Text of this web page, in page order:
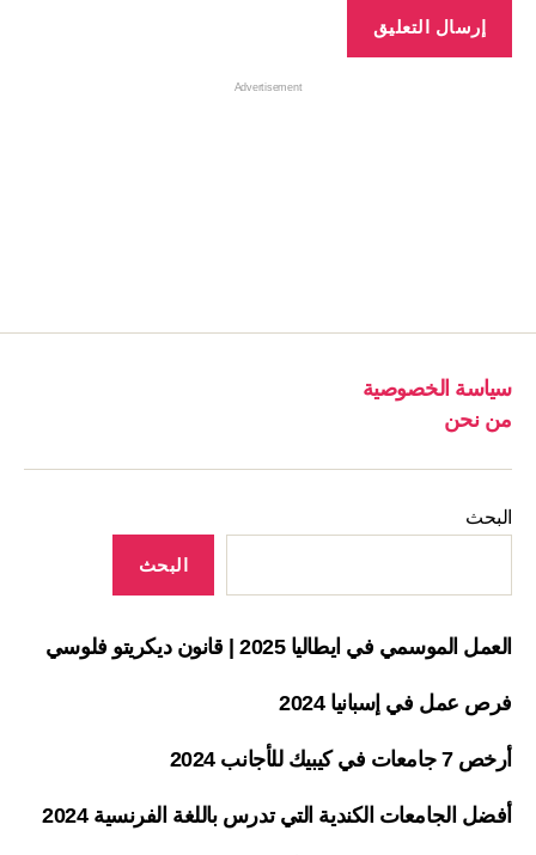
Advertisement
سياسة الخصوصية
من نحن
البحث
البحث
العمل الموسمي في ايطاليا 2025 | قانون ديكريتو فلوسي
فرص عمل في إسبانيا 2024
أرخص 7 جامعات في كيبيك للأجانب 2024
أفضل الجامعات الكندية التي تدرس باللغة الفرنسية 2024